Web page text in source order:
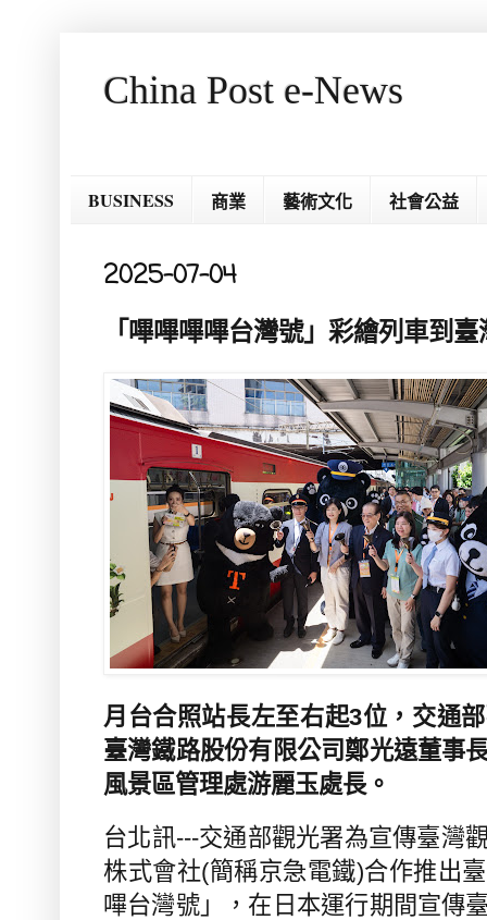
China Post e-News
BUSINESS 商業 藝術文化 社會公益
2025-07-04
「嗶嗶嗶嗶台灣號」彩繪列車到
月台合照站長左至右起3位，交通
臺灣鐵路股份有限公司鄭光遠董事
風景區管理處游麗玉處長 。
台北訊---交通部觀光署為宣傳臺灣
株式會社(簡稱京急電鐵)合作推出
嗶台灣號」，在日本運行期間宣傳